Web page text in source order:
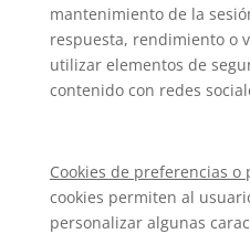
mantenimiento de la
respuesta, rendimiento o
utilizar elementos de
contenido con redes
Cookies de preferencias o
cookies permiten al
personalizar algunas